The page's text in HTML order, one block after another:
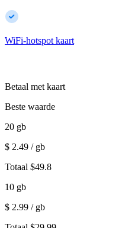
WiFi-hotspot kaart
Betaal met kaart
Beste waarde
20 gb
$ 2.49 / gb
Totaal $49.8
10 gb
$ 2.99 / gb